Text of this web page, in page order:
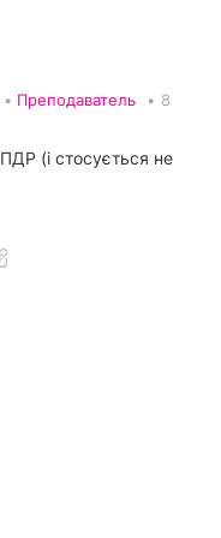
Преподаватель • 8
(і стосується не